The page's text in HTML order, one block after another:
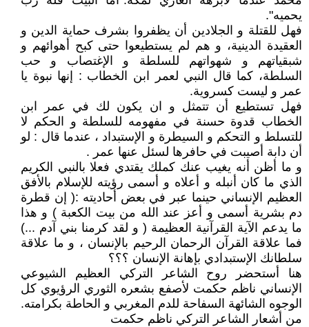
يحميه".
فهل للقتلة و الجلادين أن يظفروا بشرف حماية الدين و
العقيدة الدينية، و هم لم يستطيعوا حتى كبح أهوائهم و
شبقياتهم و شهواتهم للسلطة و الإغتصاب و حب
السلطة، كما قال النبي لعمر ابن الخطاب : إنها نبوة يا
عمر و ليست كسروية.
فهل تستطيع أن تتمثل و ان يكون لك في عمر ابن
الخطاب قدوة حسنة في مفهومه للسلطة و الحكم لا
للتسلط و التحكم و السيطرة و الإستبداد ، عندما قال : لو
أن دابة أصيبت في حافرها لسئل عنها عمر .
و ما أظن أنه يغيب عنك كملك يقتدي فعلا بالنبي الكريم
الذي ما كان أنبله و أعلاه و أسمى رؤيته للإسلام بالأفق
العظيم الإنساني حينما عبر في بعض أحاديته :( إن قطرة
دم بشرية أسمى و أعز عند الله من بيت الكعبة ) و هذا
ما يدعم الآية القرآنية العظيمة ( و لقد كرمنا بني آدم ...)
فما علاقة القرآن الرحمان الرحيم بالإنسان ، و ما علاقة
سلطانك الإستبدادي بإهانة الإنسان ؟؟؟
هنا أستحضر روح الشاعر التركي العظيم الشيوعي
الإنساني ناظم حكمت لأصفع بشعره الثوري الرؤيوي كل
الوجوه الشائهة السفاحة للدم المغربي و الحاطة بكرامته.
من أشعار الشاعر التركي ناظم حكمت